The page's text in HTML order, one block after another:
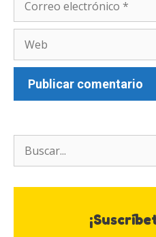
electrónico